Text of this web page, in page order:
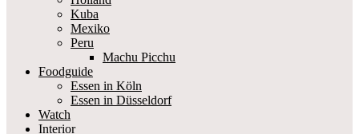
Kuba
Mexiko
Peru
Machu Picchu
Foodguide
Essen in Köln
Essen in Düsseldorf
Watch
Interior